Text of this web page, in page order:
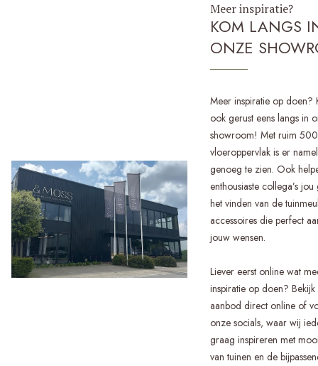
Meer inspiratie?
KOM LANGS
ONZE
Meer inspiratie op doen?
ook gerust eens langs in
showroom! Met ruim
vloeroppervlak is er
genoeg te zien. Ook
enthousiaste collega’s
het vinden van de
accessoires die perfect
jouw wensen.
Liever eerst online wat
inspiratie op doen?
aanbod direct online of
onze socials, waar wij
graag inspireren met
van tuinen en de